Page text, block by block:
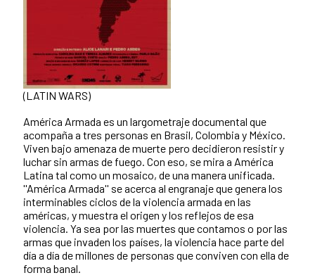
(LATIN WARS)
América Armada es un largometraje documental que
acompaña a tres personas en Brasil, Colombia y México.
Viven bajo amenaza de muerte pero decidieron resistir y
luchar sin armas de fuego. Con eso, se mira a América
Latina tal como un mosaico, de una manera unificada.
''América Armada'' se acerca al engranaje que genera los
interminables ciclos de la violencia armada en las
américas, y muestra el origen y los reflejos de esa
violencia. Ya sea por las muertes que contamos o por las
armas que invaden los países, la violencia hace parte del
día a día de millones de personas que conviven con ella de
forma banal.